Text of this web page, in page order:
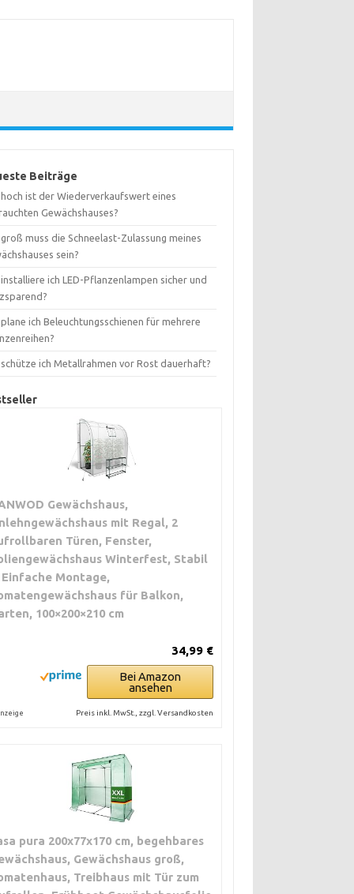
Beiträge
ist der Wiederverkaufswert eines
Gewächshauses?
muss die Schneelast-Zulassung meines
sein?
ich LED-Pflanzenlampen sicher und
ich Beleuchtungsschienen für mehrere
ich Metallrahmen vor Rost dauerhaft?
Gewächshaus,
mit Regal, 2
Türen, Fenster,
Winterfest, Stabil
Einfache Montage,
für Balkon,
100×200×210 cm
34,99 €
Bei Amazon
ansehen
Preis inkl. MwSt., zzgl. Versandkosten
pura 200x77x170 cm, begehbares
Gewächshaus groß,
Treibhaus mit Tür zum